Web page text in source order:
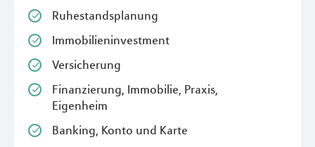
Ruhestandsplanung
Immobilieninvestment
Versicherung
Finanzierung, Immobilie, Praxis,
Eigenheim
Banking, Konto und Karte